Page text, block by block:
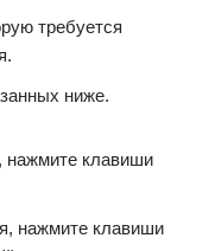
требуется
ниже.
нажмите клавиши
нажмите клавиши